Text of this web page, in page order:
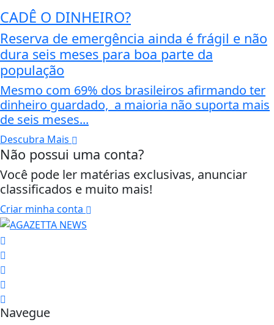
CADÊ O DINHEIRO?
Reserva de emergência ainda é frágil e não
dura seis meses para boa parte da
população
Mesmo com 69% dos brasileiros afirmando ter
dinheiro guardado, a maioria não suporta mais
de seis meses...
Descubra Mais
Não possui uma conta?
Você pode ler matérias exclusivas, anunciar
classificados e muito mais!
Criar minha conta
Navegue